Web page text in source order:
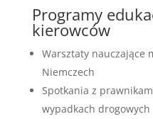
Programy
kierowców
Warsztaty nauczające
Niemczech
Spotkania z
wypadkach drogowych